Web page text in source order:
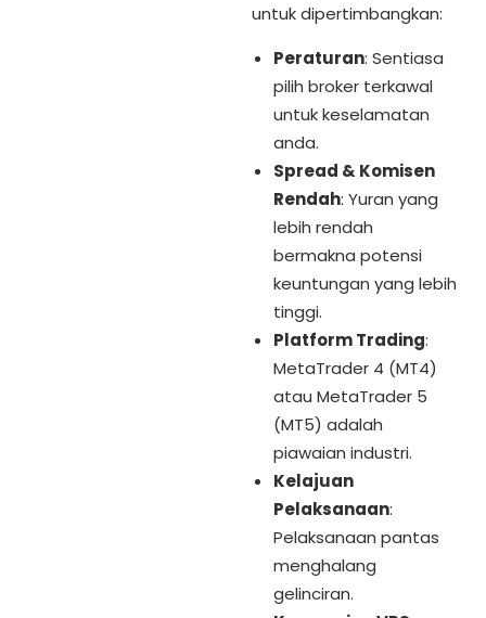
untuk dipertimbangkan:
Peraturan: Sentiasa
pilih broker terkawal
untuk keselamatan
anda.
Spread & Komisen
Rendah: Yuran yang
lebih rendah
bermakna potensi
keuntungan yang lebih
tinggi.
Platform Trading:
MetaTrader 4 (MT4)
atau MetaTrader 5
(MT5) adalah
piawaian industri.
Kelajuan
Pelaksanaan:
Pelaksanaan pantas
menghalang
gelinciran.